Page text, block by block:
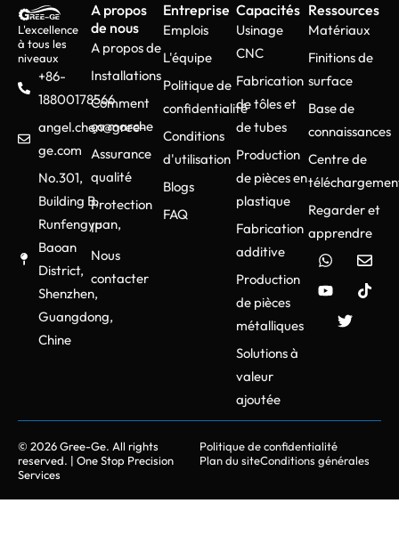
L'excellence
à tous les
niveaux
+86-
18800178566
angel.chen@gree-
ge.com
No.301,
Building B,
Runfengyuan,
Baoan
District,
Shenzhen,
Guangdong,
Chine
A propos
de nous
A propos de
Installations
Comment
ça marche
Assurance
qualité
Protection
IP
Nous
contacter
Entreprise
Emplois
L'équipe
Politique de
confidentialité
Conditions
d'utilisation
Blogs
FAQ
Capacités
Usinage
CNC
Fabrication
de tôles et
de tubes
Production
de pièces en
plastique
Fabrication
additive
Production
de pièces
métalliques
Solutions à
valeur
ajoutée
Ressources
Matériaux
Finitions de
surface
Base de
connaissances
Centre de
Regarder et
apprendre
© 2026 Gree-Ge. All rights
reserved. | One Stop Precision
Services
Politique de confidentialité
Plan du siteConditions générales